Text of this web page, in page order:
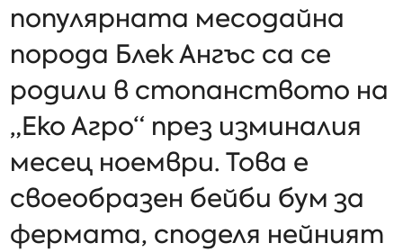
популярната месодайна
порода Блек Ангъс са се
родили в стопанството на
„Еко Агро“ през изминалия
месец ноември. Това е
своеобразен бейби бум за
фермата, споделя нейният